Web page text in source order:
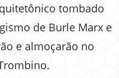
tombado
de Burle Marx e
e almoçarão no